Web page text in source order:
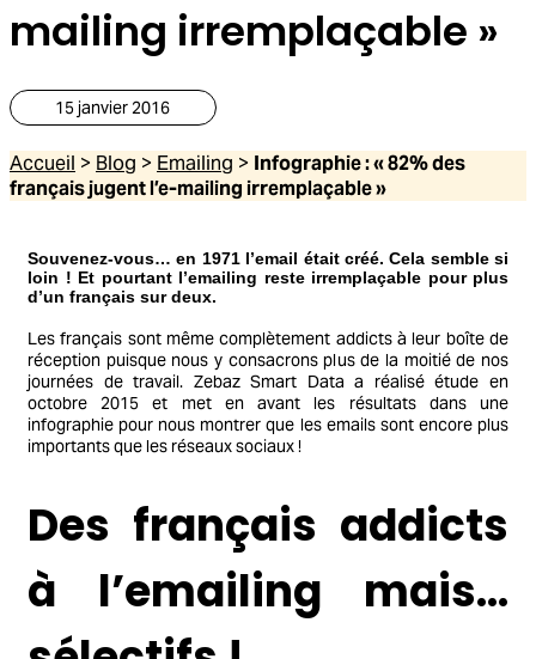
mailing irremplaçable »
15 janvier 2016
Accueil > Blog > Emailing > Infographie : « 82% des
français jugent l’e-mailing irremplaçable »
Souvenez-vous… en 1971 l’email était créé. Cela semble si
loin ! Et pourtant l’emailing reste irremplaçable pour plus
d’un français sur deux.
Les français sont même complètement addicts à leur boîte de
réception puisque nous y consacrons plus de la moitié de nos
journées de travail. Zebaz Smart Data a réalisé étude en
octobre 2015 et met en avant les résultats dans une
infographie pour nous montrer que les emails sont encore plus
importants que les réseaux sociaux !
Des français addicts
à l’emailing mais…